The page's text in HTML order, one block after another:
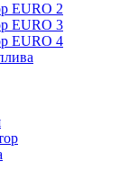
EURO 2
EURO 3
EURO 4